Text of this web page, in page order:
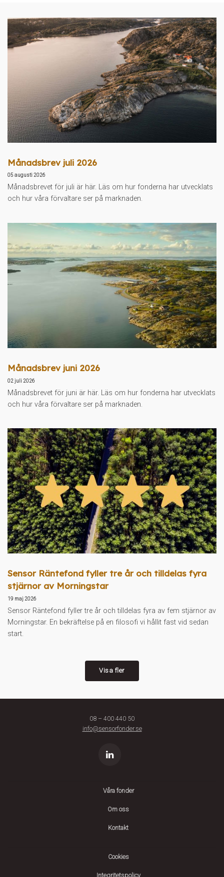
Månadsbrev juli 2026
05 augusti 2026
Månadsbrevet för juli är här. Läs om hur fonderna har utvecklats
och hur våra förvaltare ser på marknaden.
Månadsbrev juni 2026
02 juli 2026
Månadsbrevet för juni är här. Läs om hur fonderna har utvecklats
och hur våra förvaltare ser på marknaden.
Sensor Räntefond fyller tre år och tilldelas fyra
stjärnor av Morningstar
19 maj 2026
Sensor Räntefond fyller tre år och tilldelas fyra av fem stjärnor av
Morningstar. En bekräftelse på en filosofi vi hållit fast vid sedan
start.
Visa fler
08 – 400 440 50
info@sensorfonder.se
Våra fonder
Om oss
Kontakt
Cookies
Integritetspolicy